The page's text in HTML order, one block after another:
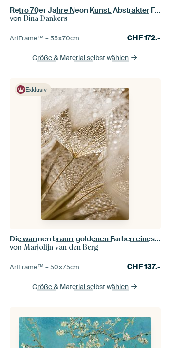
Retro 70er Jahre Neon Kunst. Abstrakter Farbverlauf in Orange und Pink
vonDina Dankers
ArtFrame™ –55×70cm CHF172.-
Größe & Material selbst wählen
Exklusiv
Die warmen braun-goldenen Farben eines Tragopogon
vonMarjolijn van den Berg
ArtFrame™ –50×75cm CHF137.-
Größe & Material selbst wählen